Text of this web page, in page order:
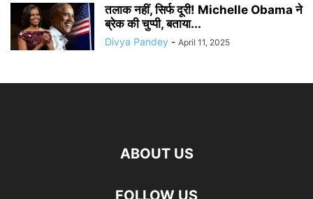
तलाक नहीं, सिर्फ दूरी! Michelle Obama ने
ब्रेक की चुप्पी, बताया...
Divya Pandey - April 11, 2025
ABOUT US
FOLLOW US